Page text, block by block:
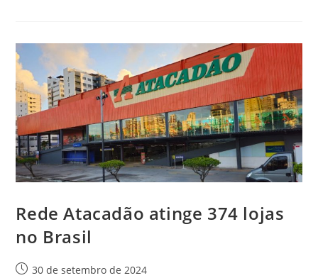
Rede Atacadão atinge 374 lojas
no Brasil
30 de setembro de 2024